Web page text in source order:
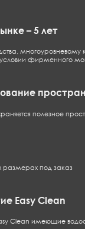
– 5 лет
условии фирменного
полезное
размерах под заказ
Easy Clean
Clean имеющие